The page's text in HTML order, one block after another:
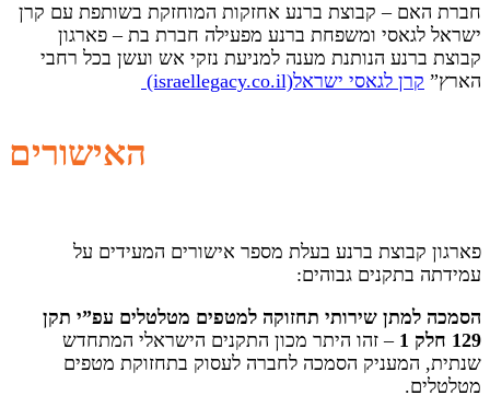
חברת האם – קבוצת ברנע אחזקות המוחזקת בשותפת עם קרן
ישראל לגאסי ומשפחת ברנע מפעילה חברת בת – פארגון
קבוצת ברנע הנותנת מענה למניעת נזקי אש ועשן בכל רחבי
הארץ” קרן לגאסי ישראל(israellegacy.co.il)
האישורים
פארגון קבוצת ברנע בעלת מספר אישורים המעידים על
עמידתה בתקנים גבוהים:
הסמכה למתן שירותי תחזוקה למטפים מטלטלים עפ”י תקן
129 חלק 1
– זהו היתר מכון התקנים הישראלי המתחדש
שנתית, המעניק הסמכה לחברה לעסוק בתחזוקת מטפים
מטלטלים.